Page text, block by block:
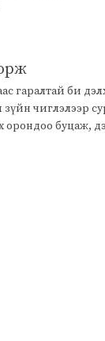
гаралтай би
зүйн чиглэлээр
орондоо буцаж,